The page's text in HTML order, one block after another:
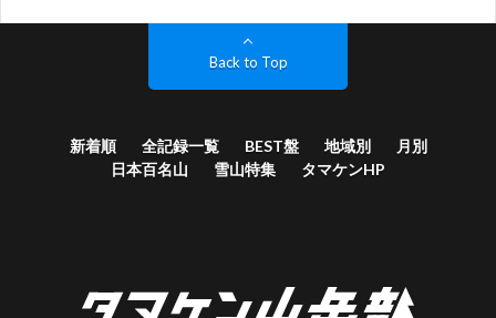
Back to Top
新着順 全記録一覧 BEST盤 地域別
月別
日本百名山
雪山特集 タマケンHP